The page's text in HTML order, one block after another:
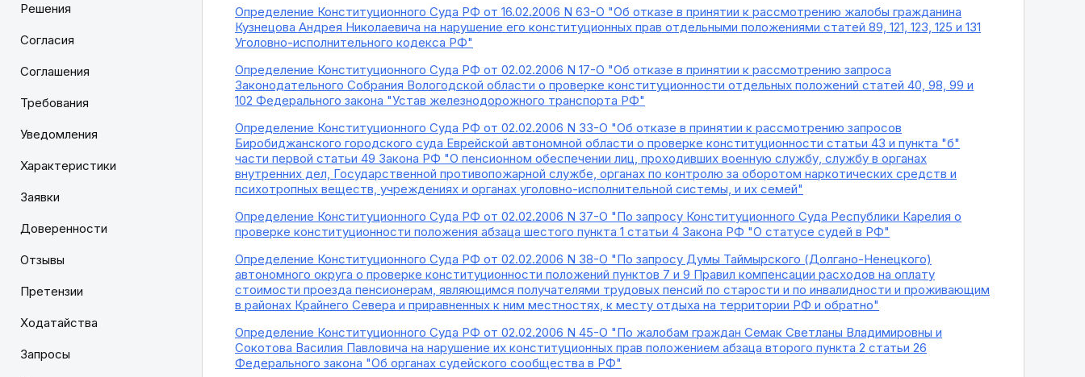
Решения
Согласия
Соглашения
Требования
Уведомления
Характеристики
Заявки
Доверенности
Отзывы
Претензии
Ходатайства
Запросы
Определение Конституционного Суда РФ от 16.02.2006 N 63-О "Об отказе в принятии к рассмотрению жалобы гражданина
Кузнецова Андрея Николаевича на нарушение его конституционных прав отдельными положениями статей 89, 121, 123, 125 и 131
Уголовно-исполнительного кодекса РФ"
Определение Конституционного Суда РФ от 02.02.2006 N 17-О "Об отказе в принятии к рассмотрению запроса
Законодательного Собрания Вологодской области о проверке конституционности отдельных положений статей 40, 98, 99 и
102 Федерального закона "Устав железнодорожного транспорта РФ"
Определение Конституционного Суда РФ от 02.02.2006 N 33-О "Об отказе в принятии к рассмотрению запросов
Биробиджанского городского суда Еврейской автономной области о проверке конституционности статьи 43 и пункта "б"
части первой статьи 49 Закона РФ "О пенсионном обеспечении лиц, проходивших военную службу, службу в органах
внутренних дел, Государственной противопожарной службе, органах по контролю за оборотом наркотических средств и
психотропных веществ, учреждениях и органах уголовно-исполнительной системы, и их семей"
Определение Конституционного Суда РФ от 02.02.2006 N 37-О "По запросу Конституционного Суда Республики Карелия о
проверке конституционности положения абзаца шестого пункта 1 статьи 4 Закона РФ "О статусе судей в РФ"
Определение Конституционного Суда РФ от 02.02.2006 N 38-О "По запросу Думы Таймырского (Долгано-Ненецкого)
автономного округа о проверке конституционности положений пунктов 7 и 9 Правил компенсации расходов на оплату
стоимости проезда пенсионерам, являющимся получателями трудовых пенсий по старости и по инвалидности и проживающим
в районах Крайнего Севера и приравненных к ним местностях, к месту отдыха на территории РФ и обратно"
Определение Конституционного Суда РФ от 02.02.2006 N 45-О "По жалобам граждан Семак Светланы Владимировны и
Сокотова Василия Павловича на нарушение их конституционных прав положением абзаца второго пункта 2 статьи 26
Федерального закона "Об органах судейского сообщества в РФ"